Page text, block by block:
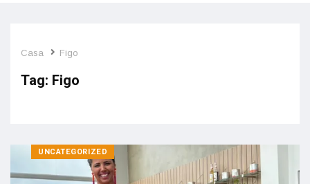
Casa Figo
Tag: Figo
UNCATEGORIZED